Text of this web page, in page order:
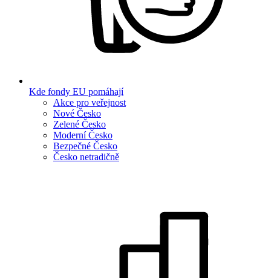
Kde fondy EU pomáhají
Akce pro veřejnost
Nové Česko
Zelené Česko
Moderní Česko
Bezpečné Česko
Česko netradičně